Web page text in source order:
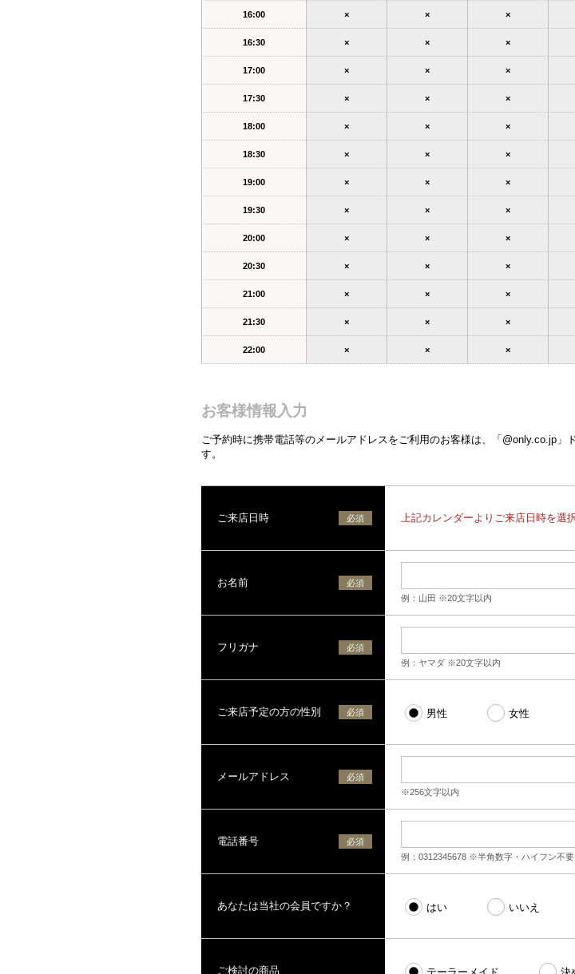
16:00 × × ×
16:30 × × ×
17:00 × × ×
17:30 × × ×
18:00 × × ×
18:30 × × ×
19:00 × × ×
19:30 × × ×
20:00 × × ×
20:30 × × ×
21:00 × × ×
21:30 × × ×
22:00 × × ×
お客様情報入力
ご予約時に携帯電話等のメールアドレスをご利用のお客様は、「@only.co.jp」
す。
ご来店日時 必須 上記カレンダーよりご来店日時を選
お名前
必須
例：山田 ※20文字以内
フリガナ
必須
例：ヤマダ ※20文字以内
ご来店予定の方の性別 必須 男性 女性
メールアドレス
必須
※256文字以内
電話番号
必須
例：0312345678 ※半角数字・ハイフン不
あなたは当社の会員ですか？ はい いいえ
ご検討の商品